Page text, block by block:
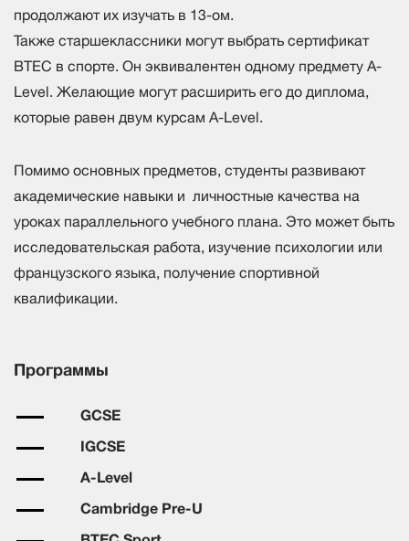
продолжают их изучать в 13-ом.
Также старшеклассники могут выбрать сертификат
BTEC в спорте. Он эквивалентен одному предмету A-
Level. Желающие могут расширить его до диплома,
которые равен двум курсам A-Level.
Помимо основных предметов, студенты развивают
академические навыки и личностные качества на
уроках параллельного учебного плана. Это может быть
исследовательская работа, изучение психологии или
французского языка, получение спортивной
квалификации.
Программы
GCSE
IGCSE
A-Level
Cambridge Pre-U